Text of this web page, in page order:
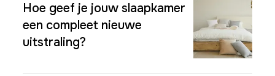
Hoe geef je jouw slaapkamer
een compleet nieuwe
uitstraling?